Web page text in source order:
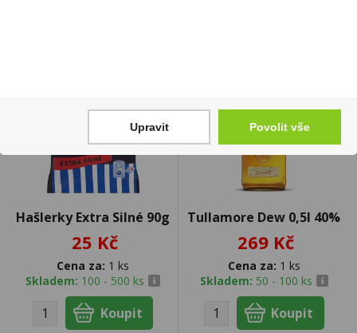
Hašlerky Extra Silné 90g
25 Kč
Cena za: 1 ks
Skladem: 100 - 500 ks
Tullamore Dew 0,5l 40%
269 Kč
Cena za: 1 ks
Skladem: 50 - 100 ks
Upravit Povolit vše